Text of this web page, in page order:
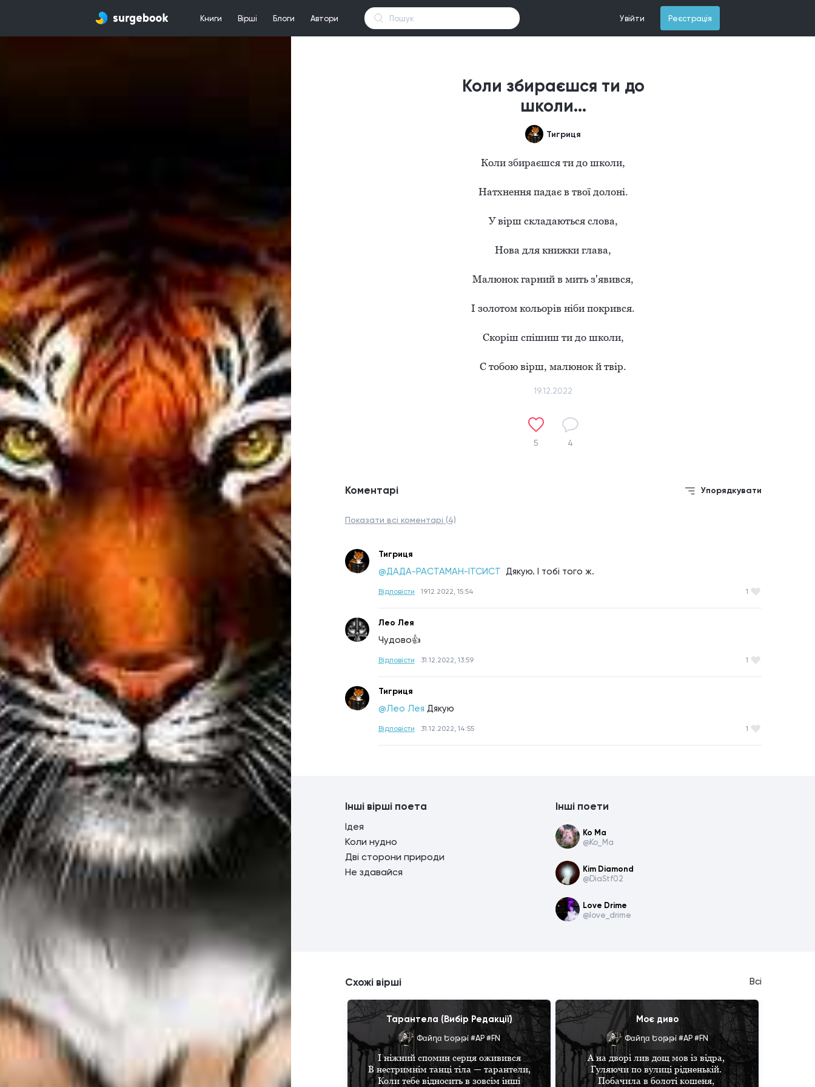
Книги Вірші Блоги Автори Увійти Реєстрація
Коли збираєшся ти до
школи...
Тигриця
Коли збираєшся ти до школи,
Натхнення падає в твої долоні.
У вірш складаються слова,
Нова для книжки глава,
Малюнок гарний в мить з'явився,
І золотом кольорів ніби покрився.
Скоріш спішиш ти до школи,
С тобою вірш, малюнок й твір.
19.12.2022
5 4
Коментарі Упорядкувати
Показати всі коментарі (4)
Тигриця
@ДАДА-РАСТАМАН-ІТСИСТ Дякую. І тобі того ж.
Відповісти 19.12.2022, 15:54 1
Лео Лея
Чудово👍
Відповісти 31.12.2022, 13:59 1
Тигриця
@Лео Лея Дякую
Відповісти 31.12.2022, 14:55 1
Інші вірші поета
Ідея
Коли нудно
Дві сторони природи
Не здавайся
Інші поети
Ко Ма
@Ko_Ma
Kim Diamond
@DiaStf02
Love Drime
@love_drime
Схожі вірші Всі
Тарантела (Вибір Редакції)
Фαйղα Եօթթí #AР #FN
І ніжний спомин серця оживився
В нестримнім танці тіла — тарантели,
Коли тебе відносить в зовсім інші
Моє диво
Фαйղα Եօթթí #AР #FN
А на дворі лив дощ мов із відра,
Гуляючи по вулиці рідненькій.
Побачила в болоті кошеня,